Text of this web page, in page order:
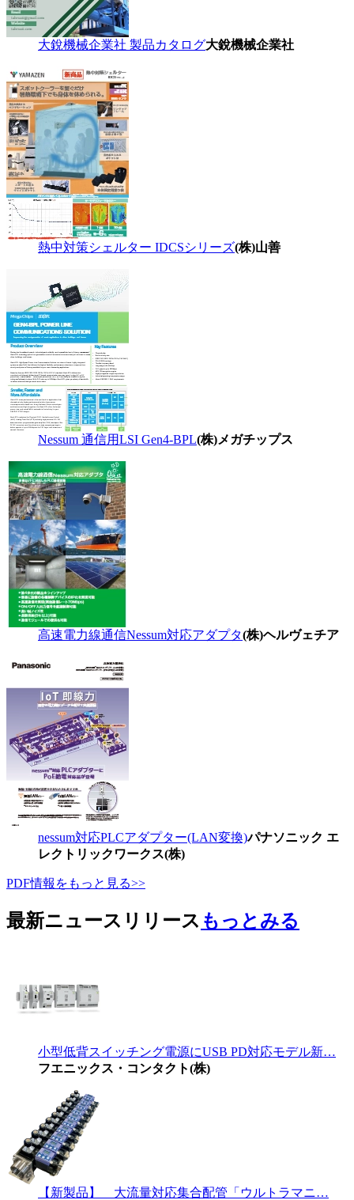
大銳機械企業社 製品カタログ大銳機械企業社
熱中対策シェルター IDCSシリーズ(株)山善
Nessum 通信用LSI Gen4-BPL(株)メガチップス
高速電力線通信Nessum対応アダプタ(株)ヘルヴェチア
nessum対応PLCアダプター(LAN変換)パナソニック エ
レクトリックワークス(株)
PDF情報をもっと見る>>
最新ニュースリリース もっとみる
小型低背スイッチング電源にUSB PD対応モデル新…
フエニックス・コンタクト(株)
【新製品】 大流量対応集合配管「ウルトラマニ…